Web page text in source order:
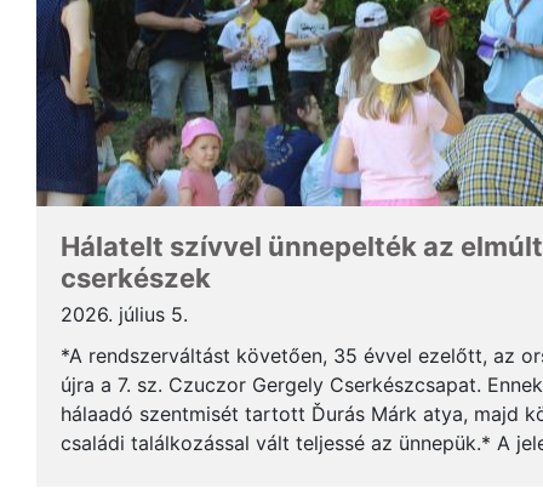
Hálatelt szívvel ünnepelték az
cserkészek
2026. július 5.
*A rendszerváltást követően, 35 évvel ezelőtt, az
újra a 7. sz. Czuczor Gergely Cserkészcsapat.
hálaadó szentmisét tartott Ďurás Márk atya, majd
családi találkozással vált teljessé az ünnepük.* A